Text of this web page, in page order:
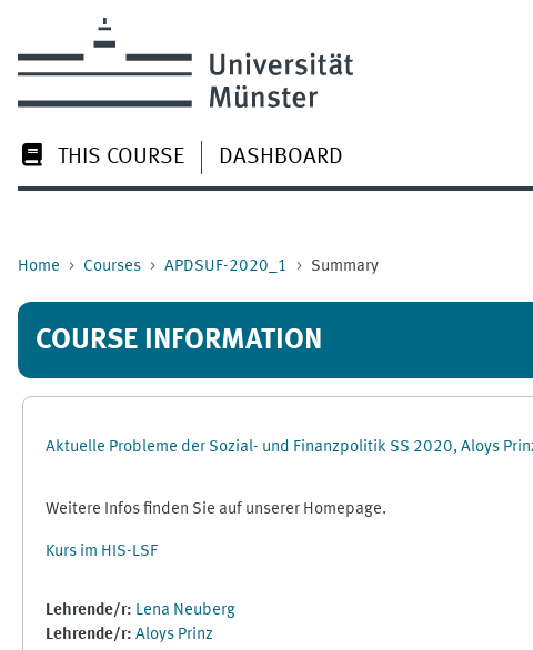
THIS COURSE DASHBOARD
Home Courses APDSUF-2020_1 Summary
COURSE INFORMATION
Aktuelle Probleme der Sozial- und Finanzpolitik SS 2020, Aloys
Weitere Infos finden Sie auf unserer Homepage.
Kurs im HIS-LSF
Lehrende/r: Lena Neuberg
Lehrende/r: Aloys Prinz